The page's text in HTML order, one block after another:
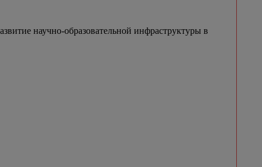
научно-образовательной инфраструктуры в